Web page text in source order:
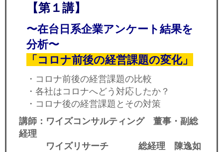
【第１講】
〜在台日系企業アンケート結果を
分析〜
「コロナ前後の経営課題の変化」
・コロナ前後の経営課題の比較
・各社はコロナへどう対応したか？
・コロナ後の経営課題とその対策
講師：ワイズコンサルティング 董事・副総
経理
ワイズリサーチ 総経理 陳逸如